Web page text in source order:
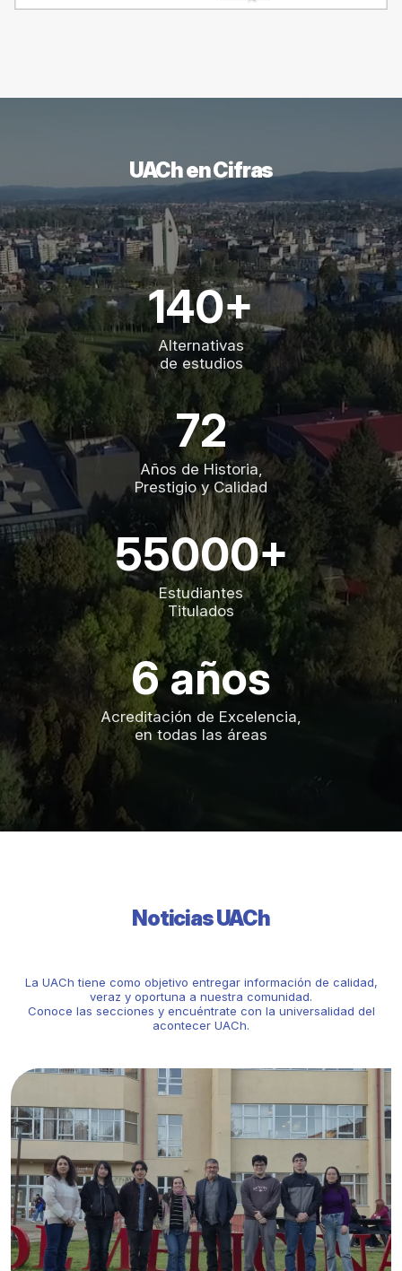
UACh en Cifras
140+
Alternativas
de estudios
72
Años de Historia,
Prestigio y Calidad
55000+
Estudiantes
Titulados
6 años
Acreditación de Excelencia,
en todas las áreas
Noticias UACh
La UACh tiene como objetivo entregar información de calidad,
veraz y oportuna a nuestra comunidad.
Conoce las secciones y encuéntrate con la universalidad del
acontecer UACh.